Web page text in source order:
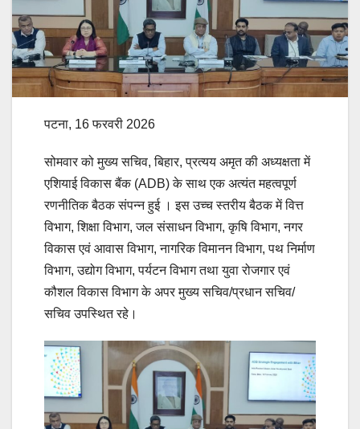
पटना, 16 फरवरी 2026
सोमवार को मुख्य सचिव, बिहार, प्रत्यय अमृत की अध्यक्षता में
एशियाई विकास बैंक (ADB) के साथ एक अत्यंत महत्वपूर्ण
रणनीतिक बैठक संपन्न हुई । इस उच्च स्तरीय बैठक में वित्त
विभाग, शिक्षा विभाग, जल संसाधन विभाग, कृषि विभाग, नगर
विकास एवं आवास विभाग, नागरिक विमानन विभाग, पथ निर्माण
विभाग, उद्योग विभाग, पर्यटन विभाग तथा युवा रोजगार एवं
कौशल विकास विभाग के अपर मुख्य सचिव/प्रधान सचिव/
सचिव उपस्थित रहे।